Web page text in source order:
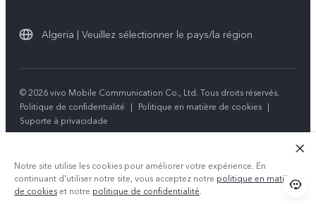
Tous les modèles
Instructions de garantie
Algeria | Veuillez sélectionner le pays/la région
© 2026 vivo Mobile Communication Co., Ltd. Tous droits réservés.
Politique de confidentialité
| Politique en matière de cookies |
Suporte à privacidade
Notre site utilise les cookies pour améliorer votre expérience. En
continuant d'utiliser notre site, vous acceptez notre politique en matière
de cookieset notre politique de confidentialité.